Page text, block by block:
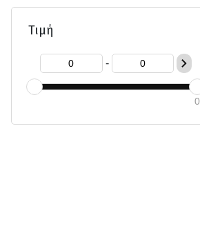
Τιμή
-
0